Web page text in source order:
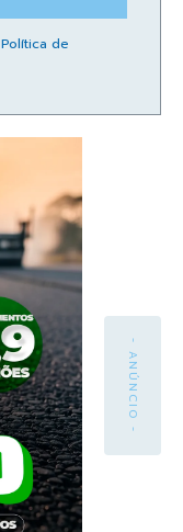
Política de
- ANÚNCIO -